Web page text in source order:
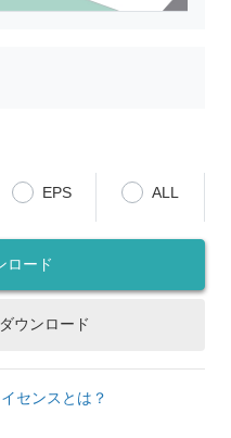
EPS ALL
ロード
ウンロード
センスとは？